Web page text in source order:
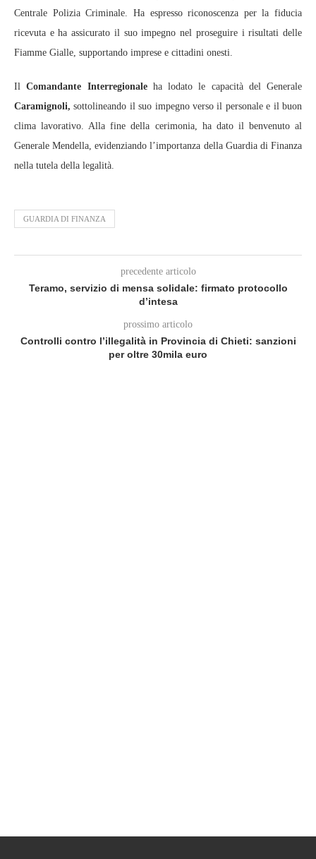
Centrale Polizia Criminale. Ha espresso riconoscenza per la fiducia
ricevuta e ha assicurato il suo impegno nel proseguire i risultati delle
Fiamme Gialle, supportando imprese e cittadini onesti.
IlComandante Interregionaleha lodato le capacità del Generale
Caramignoli, sottolineando il suo impegno verso il personale e il buon
clima lavorativo. Alla fine della cerimonia, ha dato il benvenuto al
Generale Mendella, evidenziando l’importanza della Guardia di Finanza
nella tutela della legalità.
GUARDIA DI FINANZA
precedente articolo
Teramo, servizio di mensa solidale: firmato protocollo
d’intesa
prossimo articolo
Controlli contro l’illegalità in Provincia di Chieti: sanzioni
per oltre 30mila euro